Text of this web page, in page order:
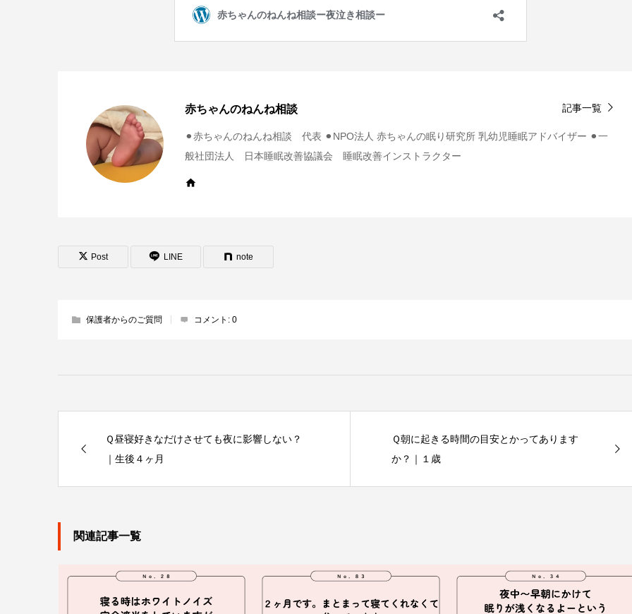
記事一覧
赤ちゃんのねんね相談
⚫︎赤ちゃんのねんね相談 代表 ⚫︎NPO法人 赤ちゃんの眠り研究所 乳幼児睡眠アドバイザー ⚫︎一
般社団法人 日本睡眠改善協議会 睡眠改善インストラクター
Post LINE note
保護者からのご質問 コメント: 0
Ｑ昼寝好きなだけさせても夜に影響しない？
｜生後４ヶ月
Ｑ朝に起きる時間の目安とかってあります
か？｜１歳
関連記事一覧